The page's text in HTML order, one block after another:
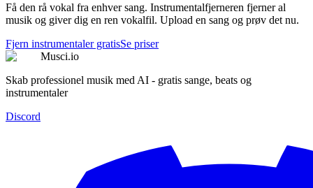
Få den rå vokal fra enhver sang. Instrumentalfjerneren fjerner al
musik og giver dig en ren vokalfil. Upload en sang og prøv det nu.
Fjern instrumentaler gratisSe priser
Musci.io
Skab professionel musik med AI - gratis sange, beats og
instrumentaler
Discord